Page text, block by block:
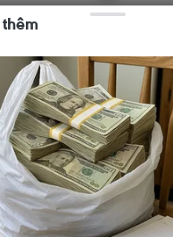
đợi
cử tướng Chung đã
Thất đã được
chóng
tham nhũng vẫn là
vẫn như lửa, nhiều